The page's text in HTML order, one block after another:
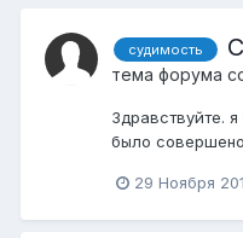
судимость
тема форума
Здравствуйте.
было
29 Ноября